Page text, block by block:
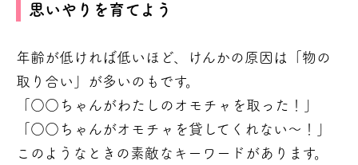
思いやりを育てよう
年齢が低ければ低いほど、けんかの原因は「物の
取り合い」が多いのもです。
「○○ちゃんがわたしのオモチャを取った！」
「○○ちゃんがオモチャを貸してくれない～！」
このようなときの素敵なキーワードがあります。